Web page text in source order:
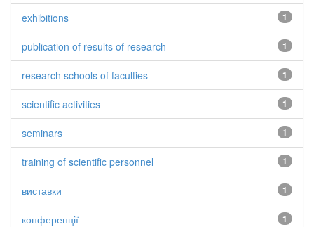
1
exhibitions
1
publication of results of research
1
research schools of faculties
1
scientific activities
1
seminars
1
training of scientific personnel
1
виставки
1
конференції